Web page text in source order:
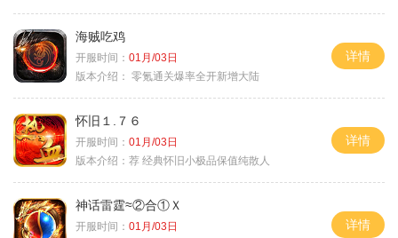
海贼吃鸡
开服时间： 01月/03日
版本介绍： 零氪通关爆率全开新增大陆
详情
怀旧１.７６
开服时间： 01月/03日
版本介绍： 荐 经典怀旧小极品保值纯散人
详情
神话雷霆≈②合①Ｘ
开服时间： 01月/03日
详情